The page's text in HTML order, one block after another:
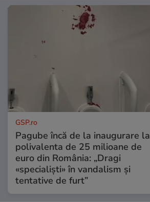
GSP.ro
Pagube încă de la inaugurare la
polivalenta de 25 milioane de
euro din România: „Dragi
«specialiști» în vandalism și
tentative de furt”